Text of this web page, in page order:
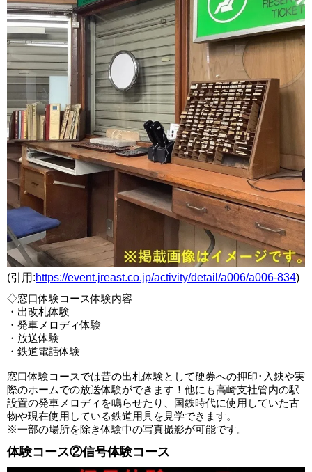
(引用:https://event.jreast.co.jp/activity/detail/a006/a006-834)
◇窓口体験コース体験内容
・出改札体験
・発車メロディ体験
・放送体験
・鉄道電話体験
窓口体験コースでは昔の出札体験として硬券への押印･入鋏や実
際のホームでの放送体験ができます！他にも高崎支社管内の駅
設置の発車メロディを鳴らせたり、国鉄時代に使用していた古
物や現在使用している鉄道用具を見学できます。
※一部の場所を除き体験中の写真撮影が可能です。
体験コース②信号体験コース